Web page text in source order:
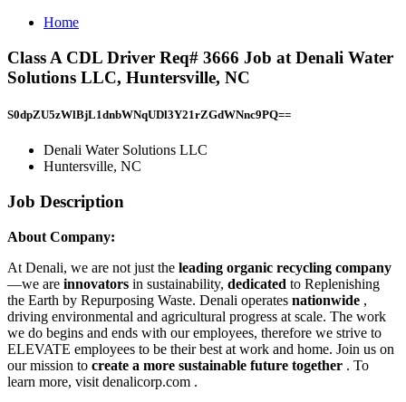
Home
Class A CDL Driver Req# 3666 Job at Denali Water
Solutions LLC, Huntersville, NC
S0dpZU5zWlBjL1dnbWNqUDl3Y21rZGdWNnc9PQ==
Denali Water Solutions LLC
Huntersville, NC
Job Description
About Company:
At Denali, we are not just the leading organic recycling company
—we are innovators in sustainability, dedicated to Replenishing
the Earth by Repurposing Waste. Denali operates nationwide ,
driving environmental and agricultural progress at scale. The work
we do begins and ends with our employees, therefore we strive to
ELEVATE employees to be their best at work and home. Join us on
our mission to create a more sustainable future together . To
learn more, visit denalicorp.com .